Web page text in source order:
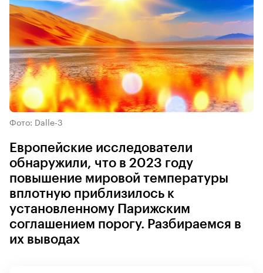
Фото: Dalle-3
Европейские исследователи
обнаружили, что в 2023 году
повышение мировой температуры
вплотную приблизилось к
установленному Парижским
соглашением порогу. Разбираемся в
их выводах